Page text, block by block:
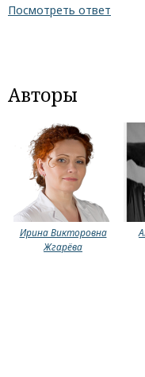
Посмотреть ответ
Авторы
Ирина Викторовна
Жгарёва